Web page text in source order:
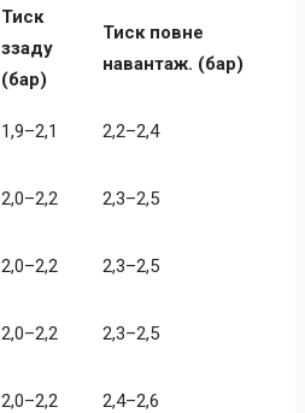
Тиск
ззаду
(бар)
Тиск повне
навантаж. (бар)
1,9–2,1 2,2–2,4
2,0–2,2 2,3–2,5
2,0–2,2 2,3–2,5
2,0–2,2 2,3–2,5
2,0–2,2 2,4–2,6